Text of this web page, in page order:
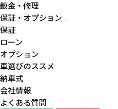
鈑金・修理
保証・オプション
保証
ローン
オプション
車選びのススメ
納車式
会社情報
よくある質問